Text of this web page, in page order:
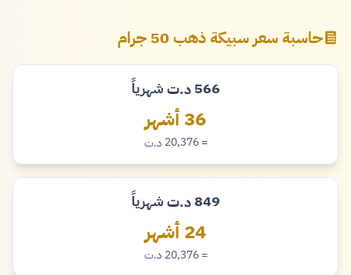
حاسبة سعر سبيكة ذهب 50 جرام
566
دينار
د.تشهرياً
36 أشهر
= 20,376 دينار
د.ت
849
دينار
د.تشهرياً
24 أشهر
= 20,376 دينار
د.ت